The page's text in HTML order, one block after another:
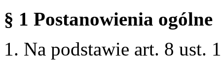
§ 1 Postanowienia ogólne
1. Na podstawie art. 8 ust.